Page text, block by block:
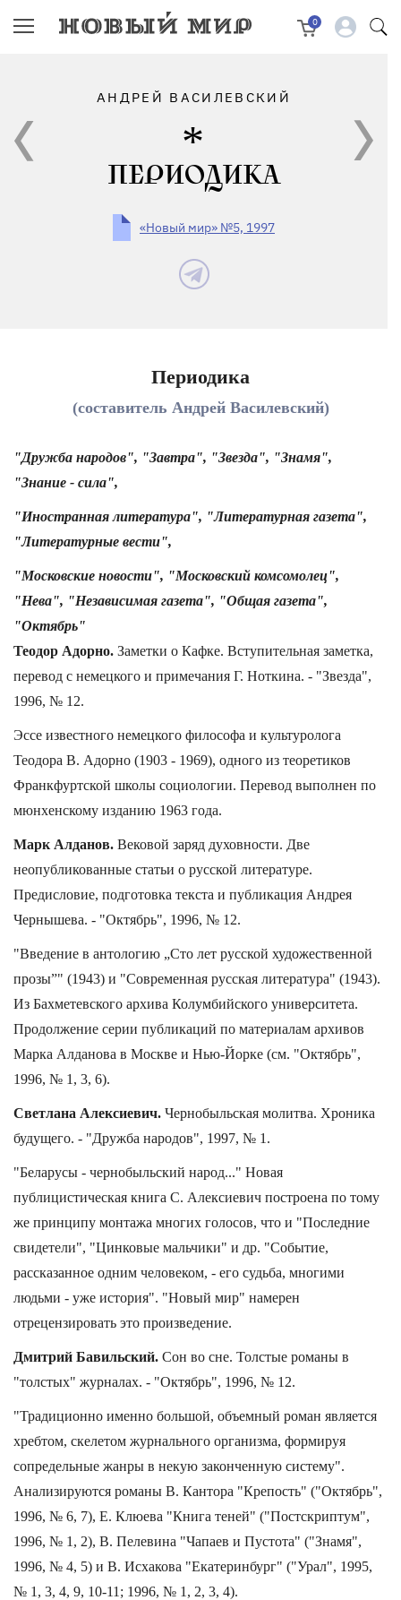
0
АНДРЕЙ ВАСИЛЕВСКИЙ
ПЕРИОДИКА
«Новый мир» №5, 1997
Периодика
(составитель Андрей Василевский)
"Дружба народов", "Завтра", "Звезда", "Знамя",
"Знание - сила",
"Иностранная литература", "Литературная газета",
"Литературные вести",
"Московские новости", "Московский комсомолец",
"Нева", "Независимая газета", "Общая газета",
"Октябрь"
Теодор Адорно. Заметки о Кафке. Вступительная заметка,
перевод с немецкого и примечания Г. Ноткина. - "Звезда",
1996, № 12.
Эссе известного немецкого философа и культуролога
Теодора В. Адорно (1903 - 1969), одного из теоретиков
Франкфуртской школы социологии. Перевод выполнен по
мюнхенскому изданию 1963 года.
Марк Алданов. Вековой заряд духовности. Две
неопубликованные статьи о русской литературе.
Предисловие, подготовка текста и публикация Андрея
Чернышева. - "Октябрь", 1996, № 12.
"Введение в антологию „Сто лет русской художественной
прозы”" (1943) и "Современная русская литература" (1943).
Из Бахметевского архива Колумбийского университета.
Продолжение серии публикаций по материалам архивов
Марка Алданова в Москве и Нью-Йорке (см. "Октябрь",
1996, № 1, 3, 6).
Светлана Алексиевич. Чернобыльская молитва. Хроника
будущего. - "Дружба народов", 1997, № 1.
"Беларусы - чернобыльский народ..." Новая
публицистическая книга С. Алексиевич построена по тому
же принципу монтажа многих голосов, что и "Последние
свидетели", "Цинковые мальчики" и др. "Событие,
рассказанное одним человеком, - его судьба, многими
людьми - уже история". "Новый мир" намерен
отрецензировать это произведение.
Дмитрий Бавильский. Сон во сне. Толстые романы в
"толстых" журналах. - "Октябрь", 1996, № 12.
"Традиционно именно большой, объемный роман является
хребтом, скелетом журнального организма, формируя
сопредельные жанры в некую законченную систему".
Анализируются романы В. Кантора "Крепость" ("Октябрь",
1996, № 6, 7), Е. Клюева "Книга теней" ("Постскриптум",
1996, № 1, 2), В. Пелевина "Чапаев и Пустота" ("Знамя",
1996, № 4, 5) и В. Исхакова "Екатеринбург" ("Урал", 1995,
№ 1, 3, 4, 9, 10-11; 1996, № 1, 2, 3, 4).